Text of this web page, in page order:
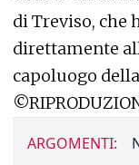
di Treviso, che
direttamente
capoluogo
ARGOMENTI: